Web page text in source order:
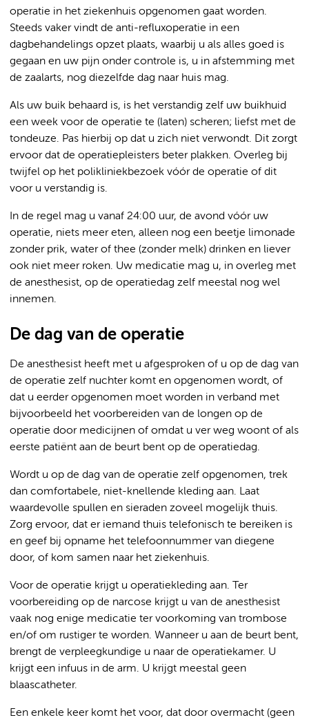
operatie in het ziekenhuis opgenomen gaat worden.
Steeds vaker vindt de anti-refluxoperatie in een
dagbehandelings opzet plaats, waarbij u als alles goed is
gegaan en uw pijn onder controle is, u in afstemming met
de zaalarts, nog diezelfde dag naar huis mag.
Als uw buik behaard is, is het verstandig zelf uw buikhuid
een week voor de operatie te (laten) scheren; liefst met de
tondeuze. Pas hierbij op dat u zich niet verwondt. Dit zorgt
ervoor dat de operatiepleisters beter plakken. Overleg bij
twijfel op het polikliniekbezoek vóór de operatie of dit
voor u verstandig is.
In de regel mag u vanaf 24:00 uur, de avond vóór uw
operatie, niets meer eten, alleen nog een beetje limonade
zonder prik, water of thee (zonder melk) drinken en liever
ook niet meer roken. Uw medicatie mag u, in overleg met
de anesthesist, op de operatiedag zelf meestal nog wel
innemen.
De dag van de operatie
De anesthesist heeft met u afgesproken of u op de dag van
de operatie zelf nuchter komt en opgenomen wordt, of
dat u eerder opgenomen moet worden in verband met
bijvoorbeeld het voorbereiden van de longen op de
operatie door medicijnen of omdat u ver weg woont of als
eerste patiënt aan de beurt bent op de operatiedag.
Wordt u op de dag van de operatie zelf opgenomen, trek
dan comfortabele, niet-knellende kleding aan. Laat
waardevolle spullen en sieraden zoveel mogelijk thuis.
Zorg ervoor, dat er iemand thuis telefonisch te bereiken is
en geef bij opname het telefoonnummer van diegene
door, of kom samen naar het ziekenhuis.
Voor de operatie krijgt u operatiekleding aan. Ter
voorbereiding op de narcose krijgt u van de anesthesist
vaak nog enige medicatie ter voorkoming van trombose
en/of om rustiger te worden. Wanneer u aan de beurt bent,
brengt de verpleegkundige u naar de operatiekamer. U
krijgt een infuus in de arm. U krijgt meestal geen
blaascatheter.
Een enkele keer komt het voor, dat door overmacht (geen